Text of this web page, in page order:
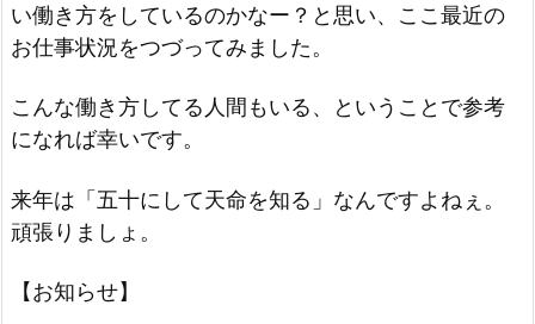
い働き方をしているのかなー？と思い、ここ最近の
お仕事状況をつづってみました。
こんな働き方してる人間もいる、ということで参考
になれば幸いです。
来年は「五十にして天命を知る」なんですよねぇ。
頑張りましょ。
【お知らせ】